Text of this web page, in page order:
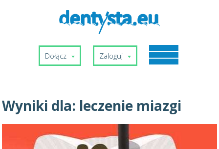
Dołącz Zaloguj
Wyniki dla: leczenie miazgi